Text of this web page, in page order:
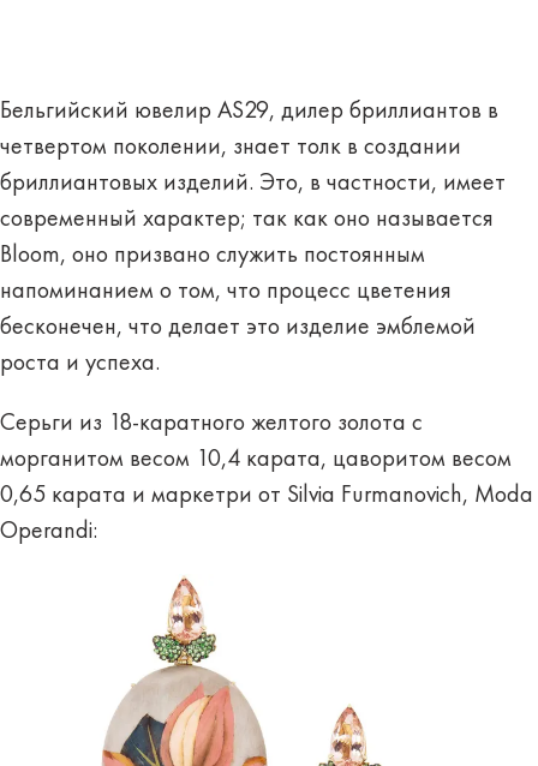
Бельгийский ювелир AS29, дилер бриллиантов в
четвертом поколении, знает толк в создании
бриллиантовых изделий. Это, в частности, имеет
современный характер; так как оно называется
Bloom, оно призвано служить постоянным
напоминанием о том, что процесс цветения
бесконечен, что делает это изделие эмблемой
роста и успеха.
Серьги из 18-каратного желтого золота с
морганитом весом 10,4 карата, цаворитом весом
0,65 карата и маркетри от Silvia Furmanovich, Moda
Operandi: